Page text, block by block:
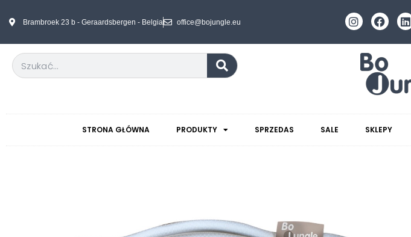
Brambroek 23 b - Geraardsbergen - Belgia office@bojungle.eu
STRONA GŁÓWNA PRODUKTY SPRZEDAS SALE SKLEPY